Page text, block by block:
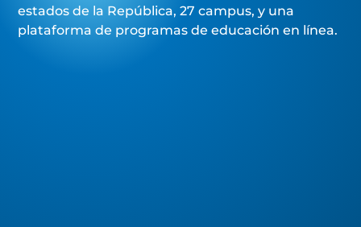
estados de la República, 27 campus, y una
plataforma de programas de educación en línea.